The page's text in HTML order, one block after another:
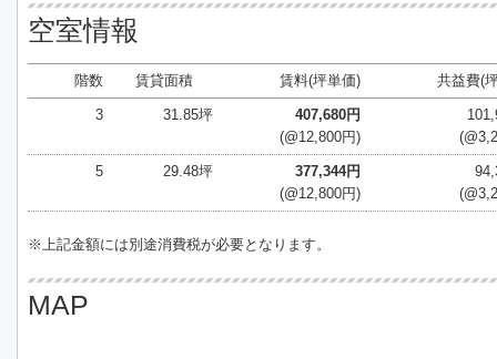
空室情報
階数 賃貸面積 賃料(坪単価) 共益費(
3 31.85坪
407,680円
(@12,800円)
5 29.48坪
377,344円
(@12,800円)
※上記金額には別途消費税が必要となります。
MAP